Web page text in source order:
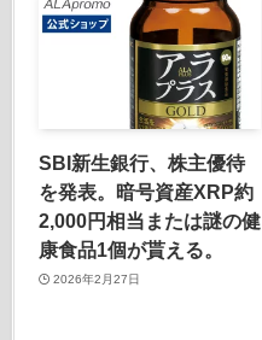
SBI新生銀行、株主優待
を発表。暗号資産XRP約
2,000円相当または謎の健
康食品1個が貰える。
2026年2月27日